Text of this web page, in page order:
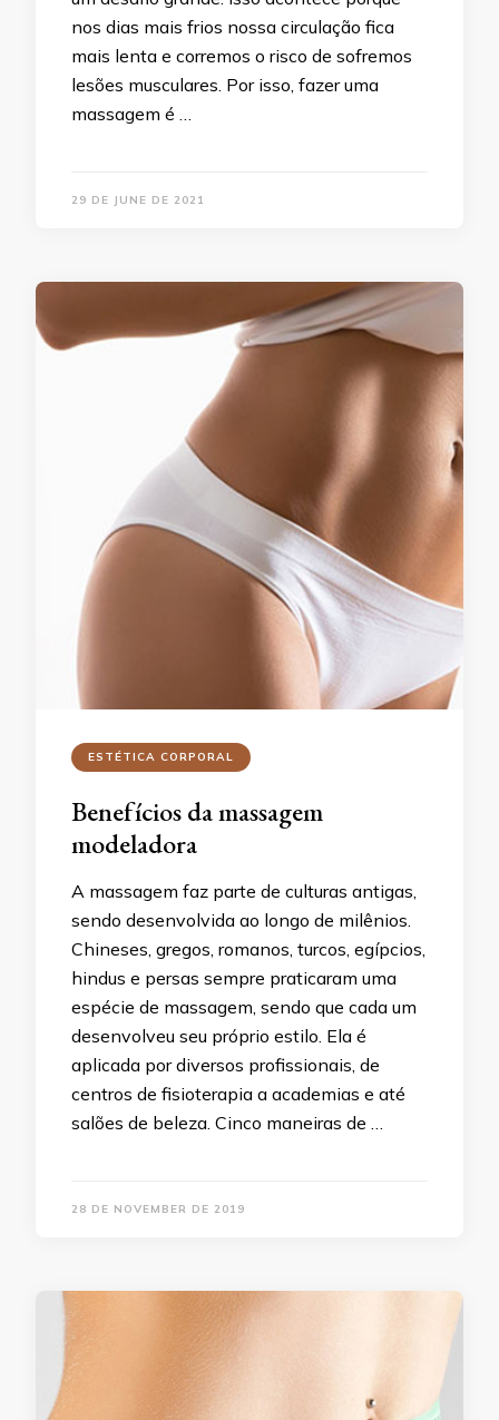
nos dias mais frios nossa circulação fica
mais lenta e corremos o risco de sofremos
lesões musculares. Por isso, fazer uma
massagem é …
29 DE JUNE DE 2021
ESTÉTICA CORPORAL
Benefícios da massagem
modeladora
A massagem faz parte de culturas antigas,
sendo desenvolvida ao longo de milênios.
Chineses, gregos, romanos, turcos, egípcios,
hindus e persas sempre praticaram uma
espécie de massagem, sendo que cada um
desenvolveu seu próprio estilo. Ela é
aplicada por diversos profissionais, de
centros de fisioterapia a academias e até
salões de beleza. Cinco maneiras de …
28 DE NOVEMBER DE 2019